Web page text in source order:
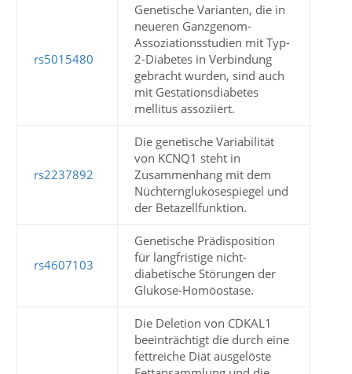
rs5015480
Genetische Varianten, die in
neueren Ganzgenom-
Assoziationsstudien mit Typ-
2-Diabetes in Verbindung
gebracht wurden, sind auch
mit Gestationsdiabetes
mellitus assoziiert.
rs2237892
Die genetische Variabilität
von KCNQ1 steht in
Zusammenhang mit dem
Nüchternglukosespiegel und
der Betazellfunktion.
rs4607103
Genetische Prädisposition
für langfristige nicht-
diabetische Störungen der
Glukose-Homöostase.
Die Deletion von CDKAL1
beeinträchtigt die durch eine
fettreiche Diät ausgelöste